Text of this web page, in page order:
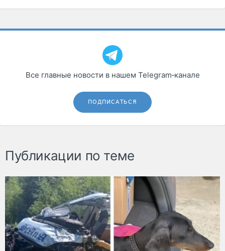
Все главные новости в нашем Telegram‑канале
ПОДПИСАТЬСЯ
Публикации по теме